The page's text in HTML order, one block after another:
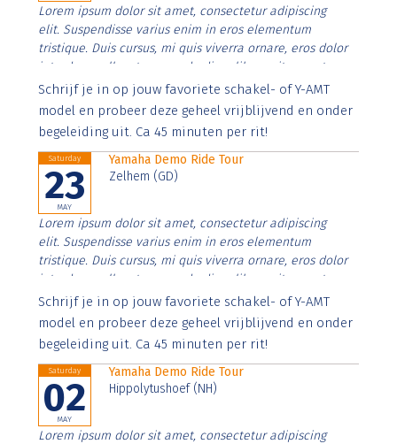
Lorem ipsum dolor sit amet, consectetur adipiscing
elit. Suspendisse varius enim in eros elementum
tristique. Duis cursus, mi quis viverra ornare, eros dolor
interdum nulla, ut commodo diam libero vitae erat.
Aenean faucibus nibh et justo cursus id rutrum lorem
imperdiet. Nunc ut sem vitae risus tristique posuere.
Schrijf je in op jouw favoriete schakel- of Y-AMT
model en probeer deze geheel vrijblijvend en onder
begeleiding uit. Ca 45 minuten per rit!
Saturday
23
MAY
Yamaha Demo Ride Tour
Zelhem (GD)
Lorem ipsum dolor sit amet, consectetur adipiscing
elit. Suspendisse varius enim in eros elementum
tristique. Duis cursus, mi quis viverra ornare, eros dolor
interdum nulla, ut commodo diam libero vitae erat.
Aenean faucibus nibh et justo cursus id rutrum lorem
imperdiet. Nunc ut sem vitae risus tristique posuere.
Schrijf je in op jouw favoriete schakel- of Y-AMT
model en probeer deze geheel vrijblijvend en onder
begeleiding uit. Ca 45 minuten per rit!
Saturday
02
MAY
Yamaha Demo Ride Tour
Hippolytushoef (NH)
Lorem ipsum dolor sit amet, consectetur adipiscing